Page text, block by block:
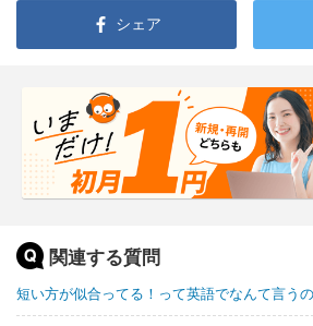
シェア
関連する質問
短い方が似合ってる！って英語でなんて言う